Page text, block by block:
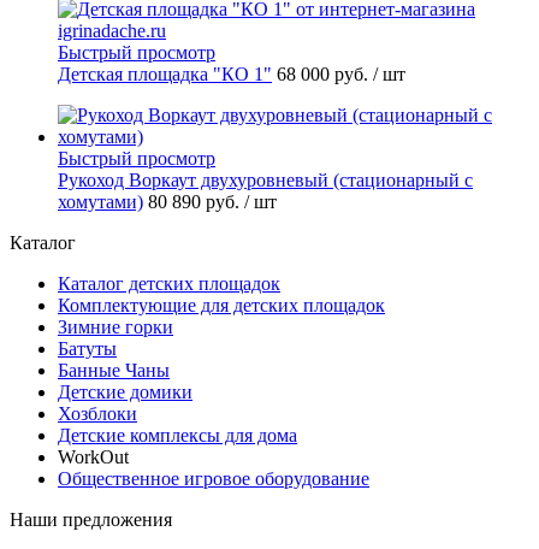
Быстрый просмотр
Детская площадка "КО 1" 68 000 руб. / шт
Быстрый просмотр
Рукоход Воркаут двухуровневый (стационарный с
хомутами) 80 890 руб. / шт
Каталог
Каталог детских площадок
Комплектующие для детских площадок
Зимние горки
Батуты
Банные Чаны
Детские домики
Хозблоки
Детские комплексы для дома
WorkOut
Общественное игровое оборудование
Наши предложения